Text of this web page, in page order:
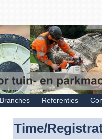
Branches Referenties
Time/